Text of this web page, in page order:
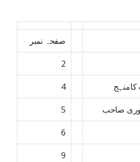
صفحہ نمبر
2
4
صاحب 5
6
9